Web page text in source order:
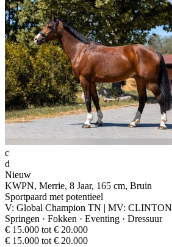
c
d
Nieuw
KWPN, Merrie, 8 Jaar, 165 cm, Bruin
Sportpaard met potentieel
V: Global Champion TN | MV: CLINTON
Springen · Fokken · Eventing · Dressuur
€ 15.000 tot € 20.000
€ 15.000 tot € 20.000